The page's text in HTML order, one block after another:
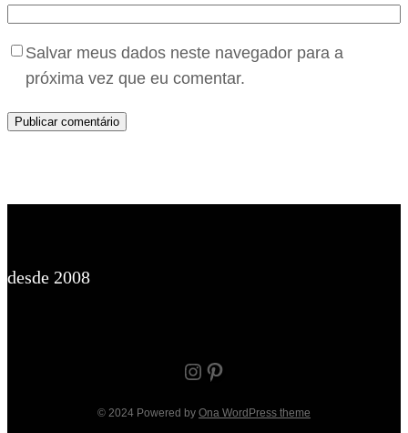
Salvar meus dados neste navegador para a
próxima vez que eu comentar.
desde 2008
Instagram Pinterest
© 2024 Powered by Ona WordPress theme